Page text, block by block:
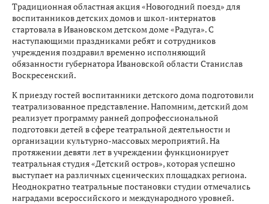
Традиционная областная акция «Новогодний поезд» для
воспитанников детских домов и школ-интернатов
стартовала в Ивановском детском доме «Радуга». С
наступающими праздниками ребят и сотрудников
учреждения поздравил временно исполняющий
обязанности губернатора Ивановской области Станислав
Воскресенский.
К приезду гостей воспитанники детского дома подготовили
театрализованное представление. Напомним, детский дом
реализует программу ранней допрофессиональной
подготовки детей в сфере театральной деятельности и
организации культурно-массовых мероприятий. На
протяжении девяти лет в учреждении функционирует
театральная студия «Детский остров», которая успешно
выступает на различных сценических площадках региона.
Неоднократно театральные постановки студии отмечались
наградами всероссийского и международного уровней.